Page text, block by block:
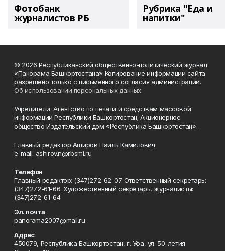
Фотобанк
журналистов РБ
Рубрика "Еда и
напитки"
© 2026 Республиканский общественно-политический журнал
«Панорама Башкортостана» Копирование информации сайта
разрешено только с письменного согласия администрации.
Об использовании персональных данных
Учредители: Агентство по печати и средствам массовой
информации Республики Башкортостан; Акционерное
общество Издательский дом «Республика Башкортостан».
Главный редактор Аширов Наиль Камилович
e-mail: ashirov.n@rbsmi.ru
Телефон
Главный редактор: (347)272-62-07. Ответственный секретарь:
(347)272-61-66. Художественный секретарь, журналисты:
(347)272-61-64
Эл. почта
panorama2007@mail.ru
Адрес
450079, Республика Башкортостан, г. Уфа, ул. 50-летия